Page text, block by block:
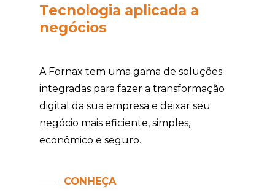
Tecnologia aplicada a
negócios
A Fornax tem uma gama de soluções
integradas para fazer a transformação
digital da sua empresa e deixar seu
negócio mais eficiente, simples,
econômico e seguro.
CONHEÇA